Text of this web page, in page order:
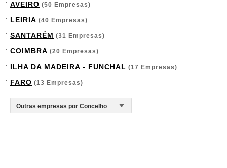
AVEIRO (50 Empresas)
LEIRIA (40 Empresas)
SANTARÉM (31 Empresas)
COIMBRA (20 Empresas)
ILHA DA MADEIRA - FUNCHAL (17 Empresas)
FARO (13 Empresas)